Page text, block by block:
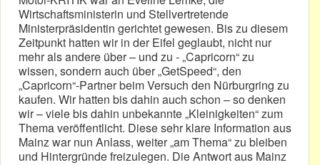
Wirtschaftsministerin und Stellvertretende
Ministerpräsidentin gerichtet gewesen. Bis zu diesem
Zeitpunkt hatten wir in der Eifel geglaubt, nicht nur
mehr als andere über – und zu - „Capricorn“ zu
wissen, sondern auch über „GetSpeed“, den
„Capricorn“-Partner beim Versuch den Nürburgring zu
kaufen. Wir hatten bis dahin auch schon – so denken
wir – viele bis dahin unbekannte „Kleinigkeiten“ zum
Thema veröffentlicht. Diese sehr klare Information aus
Mainz war nun Anlass, weiter „am Thema“ zu bleiben
und Hintergründe freizulegen. Die Antwort aus Mainz